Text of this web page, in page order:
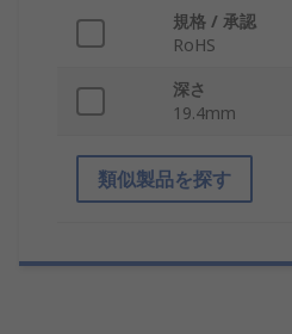
規格 / 承認
RoHS
深さ
19.4mm
類似製品を探す